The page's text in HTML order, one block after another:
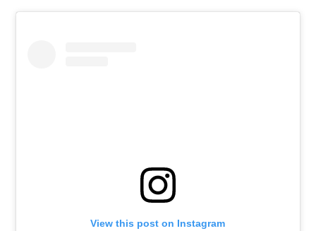
View this post on Instagram